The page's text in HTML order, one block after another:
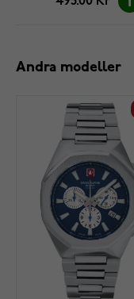
Andra modeller